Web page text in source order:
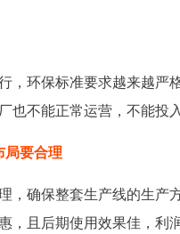
，环保标准要求越来越严
也不能正常运营，不能投
局要合理
，确保整套生产线的生产
，且后期使用效果佳，利